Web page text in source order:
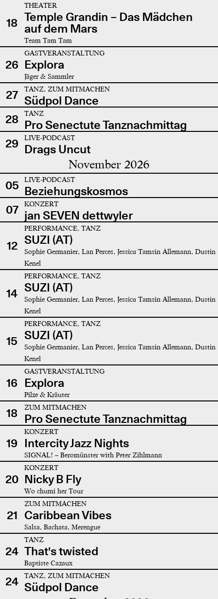
18
THEATER
Temple Grandin – Das Mädchen
auf dem Mars
Team Tam Tam
26
GASTVERANSTALTUNG
Explora
Jäger & Sammler
27 TANZ, ZUM MITMACHEN
Südpol Dance
28
TANZ
Pro Senectute Tanznachmittag
29
LIVE-PODCAST
Drags Uncut
November 2026
05 LIVE-PODCAST
Beziehungskosmos
07
KONZERT
jan SEVEN dettwyler
12
PERFORMANCE, TANZ
SUZI (AT)
Sophie Germanier, Lan Perces, Jessica Tamsin Allemann, Dustin
Kenel
14
PERFORMANCE, TANZ
SUZI (AT)
Sophie Germanier, Lan Perces, Jessica Tamsin Allemann, Dustin
Kenel
15
PERFORMANCE, TANZ
SUZI (AT)
Sophie Germanier, Lan Perces, Jessica Tamsin Allemann, Dustin
Kenel
16
GASTVERANSTALTUNG
Explora
Pilze & Kräuter
18 ZUM MITMACHEN
Pro Senectute Tanznachmittag
19
KONZERT
Intercity Jazz Nights
SIGNAL! – Beromünster with Peter Zihlmann
20
KONZERT
Nicky B Fly
Wo chumi her Tour
21
ZUM MITMACHEN
Caribbean Vibes
Salsa, Bachata, Merengue
24
TANZ
That's twisted
Baptiste Cazaux
24 TANZ, ZUM MITMACHEN
Südpol Dance